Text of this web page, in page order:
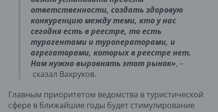
ответственности, создать здоровую
конкуренцию между теми, кто у нас
сегодня есть в реестре, то есть
турагентами и туроператорами, и
агрегаторами, которых в реестре нет.
Нам нужно выровнять этот рынок», –
сказал Вахруков.
Главным приоритетом ведомства в туристической
сфере в ближайшие годы будет стимулирование